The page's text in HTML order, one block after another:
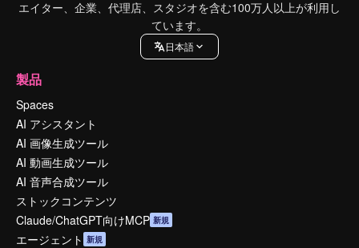
エイター、企業、代理店、スタジオを含む100万人以上が利用し
ています。
日本語
製品
Spaces
AI アシスタント
AI 画像生成ツール
AI 動画生成ツール
AI 音声合成ツール
ストックコンテンツ
Claude/ChatGPT向けMCP 新規
エージェント 新規